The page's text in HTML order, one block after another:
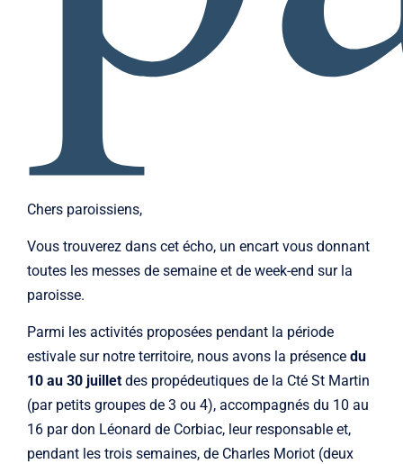
Chers paroissiens,
Vous trouverez dans cet écho, un encart vous donnant
toutes les messes de semaine et de week-end sur la
paroisse.
Parmi les activités proposées pendant la période
estivale sur notre territoire, nous avons la présence du
10 au 30 juillet des propédeutiques de la Cté St Martin
(par petits groupes de 3 ou 4), accompagnés du 10 au
16 par don Léonard de Corbiac, leur responsable et,
pendant les trois semaines, de Charles Moriot (deux